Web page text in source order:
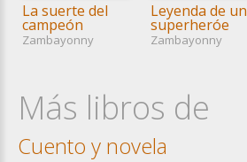
La suerte del
campeón
Zambayonny
Leyenda de un
superheróe
Zambayonny
Más libros de
Cuento y novela